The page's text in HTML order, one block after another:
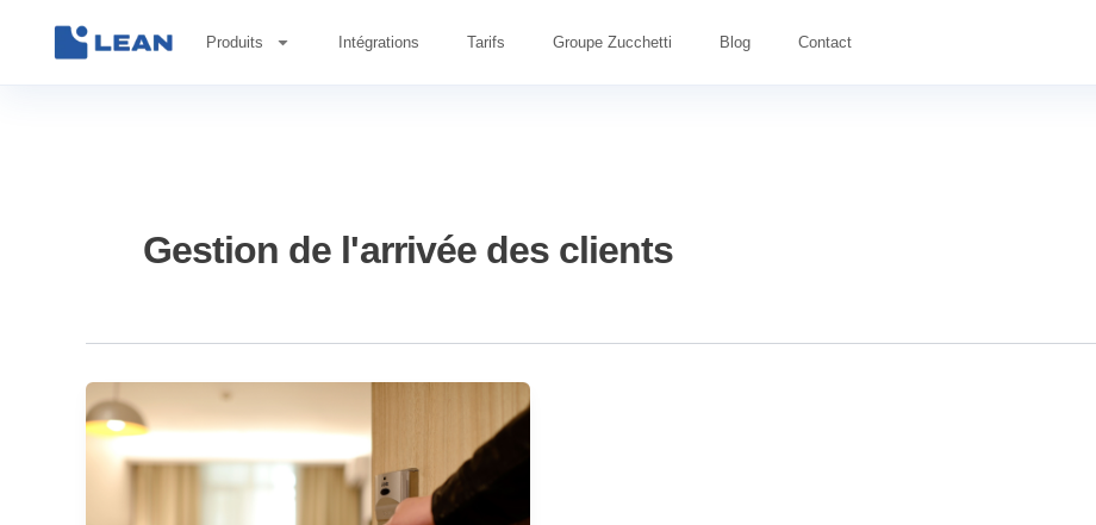
Produits Intégrations Tarifs Groupe Zucchetti Blog Contact
Gestion de l'arrivée des clients